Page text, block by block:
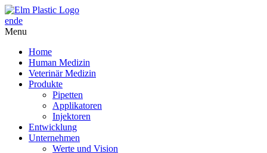
ende
Menu
Home
Human Medizin
Veterinär Medizin
Produkte
Pipetten
Applikatoren
Injektoren
Entwicklung
Unternehmen
Werte und Vision